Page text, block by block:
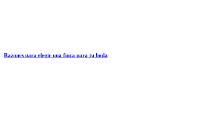
Razones para elegir una finca para tu boda